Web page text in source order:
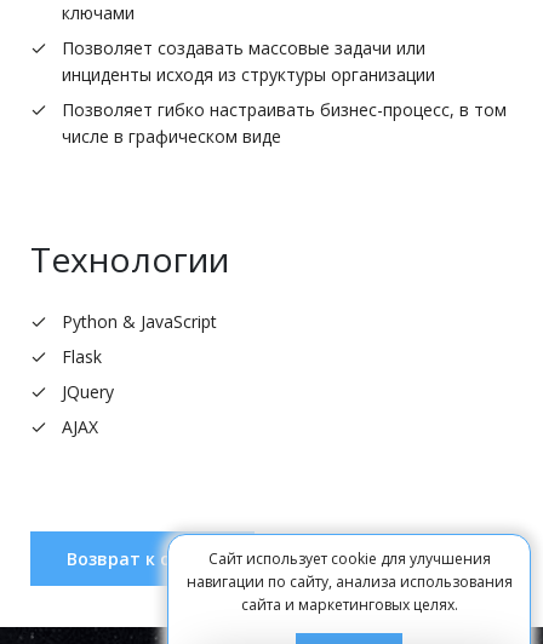
Сайт использует cookie для улучшения
навигации по сайту, анализа использования
сайта и маркетинговых целях.
ключами
Позволяет создавать массовые задачи или
инциденты исходя из структуры организации
Позволяет гибко настраивать бизнес-процесс, в том
числе в графическом виде
Технологии
Python & JavaScript
Flask
JQuery
AJAX
Возврат к списку